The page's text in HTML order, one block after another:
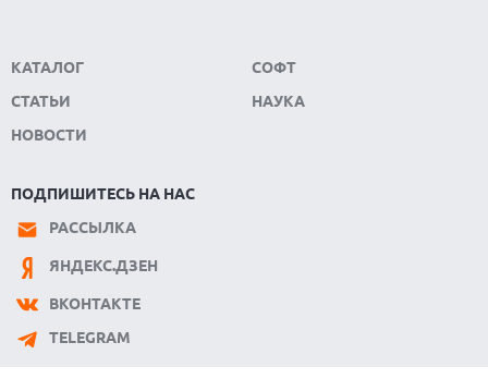
КАТАЛОГ
СТАТЬИ
НОВОСТИ
СОФТ
НАУКА
ПОДПИШИТЕСЬ НА НАС
РАССЫЛКА
ЯНДЕКС.ДЗЕН
ВКОНТАКТЕ
TELEGRAM